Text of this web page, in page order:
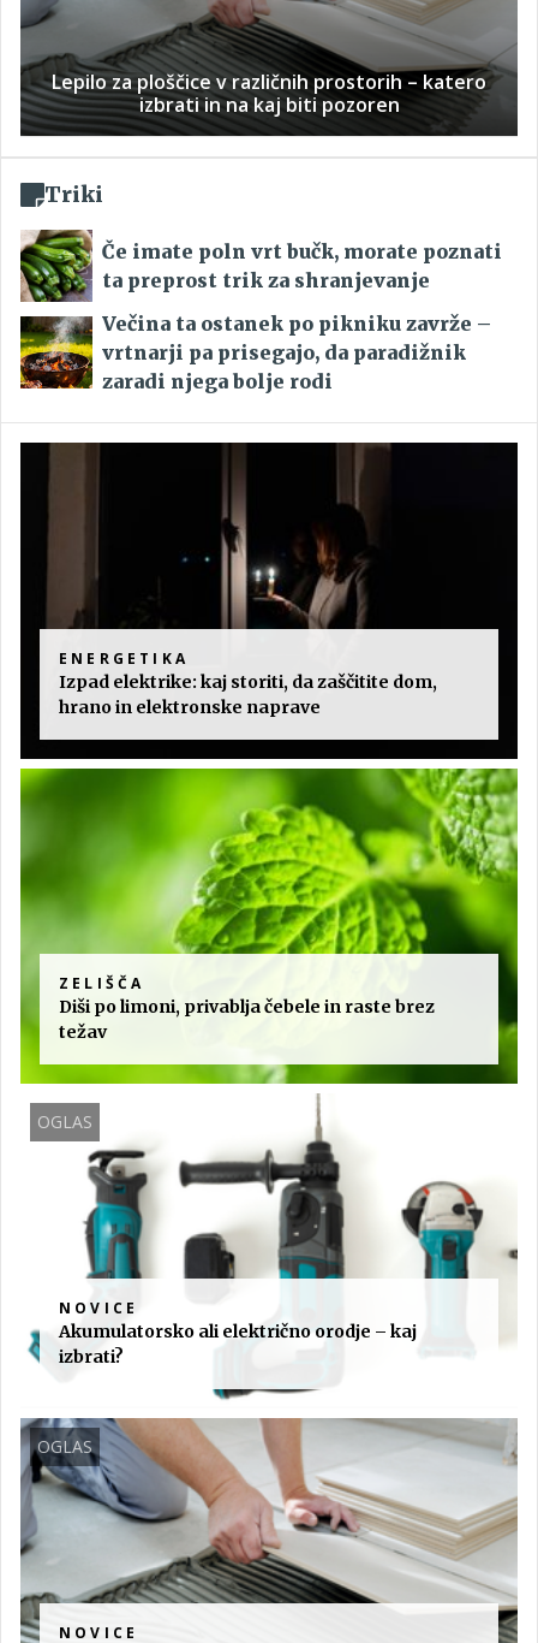
Lepilo za ploščice v različnih prostorih – katero
izbrati in na kaj biti pozoren
Triki
Če imate poln vrt bučk, morate poznati
ta preprost trik za shranjevanje
Večina ta ostanek po pikniku zavrže –
vrtnarji pa prisegajo, da paradižnik
zaradi njega bolje rodi
ENERGETIKA
Izpad elektrike: kaj storiti, da zaščitite dom,
hrano in elektronske naprave
ZELIŠČA
Diši po limoni, privablja čebele in raste brez
težav
OGLAS
NOVICE
Akumulatorsko ali električno orodje – kaj
izbrati?
OGLAS
NOVICE